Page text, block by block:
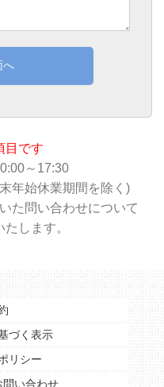
へ
目です
～17:30
年始休業期間を除く)
た問い合わせについて
します。
づく表示
リシー
問い合わせ